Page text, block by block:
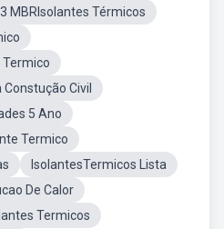
MBRIsolantes Térmicos
Civil
5 Ano
Termico
IsolantesTermicos Lista
De Calor
Termicos